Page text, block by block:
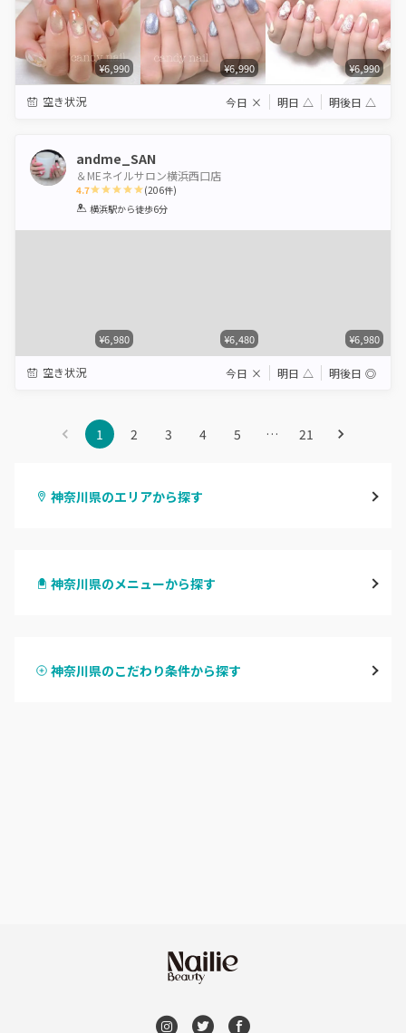
¥6,990 ¥6,990 ¥6,990
空き状況 今日 × 明日 △ 明後日 △
andme_SAN
＆MEネイルサロン横浜西口店
4.7
1 2 3 4 5
(206件)
横浜駅から徒歩6分
¥6,980 ¥6,480 ¥6,980
空き状況 今日 × 明日 △ 明後日 ◎
1 2 3 4 5 … 21
神奈川県のエリアから探す
川崎
桜木町・みなとみらい・関内
神奈川県のメニューから探す
ハンドスカルプ
神奈川県のこだわり条件から探す